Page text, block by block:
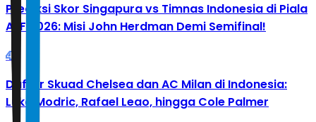
Prediksi Skor Singapura vs Timnas Indonesia di Piala
AFF 2026: Misi John Herdman Demi Semifinal!
4
Daftar Skuad Chelsea dan AC Milan di Indonesia:
Luka Modric, Rafael Leao, hingga Cole Palmer